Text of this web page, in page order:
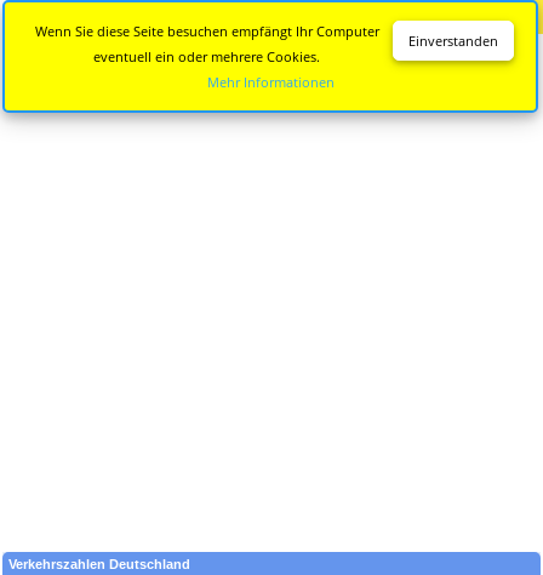
Verkehrszahlen Deutschland
Einverstanden
Wenn Sie diese Seite besuchen empfängt Ihr Computer
eventuell ein oder mehrere Cookies.
Mehr Informationen